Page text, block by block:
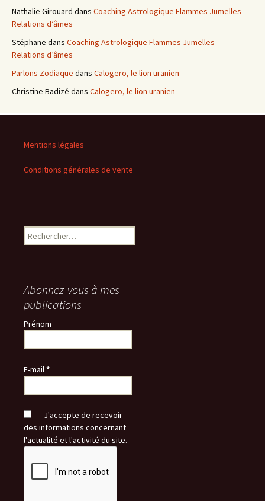
Nathalie Girouard dans Coaching Astrologique Flammes Jumelles –
Relations d’âmes
Stéphane dans Coaching Astrologique Flammes Jumelles –
Relations d’âmes
Parlons Zodiaque dans Calogero, le lion uranien
Christine Badizé dans Calogero, le lion uranien
Mentions légales
Conditions générales de vente
Rechercher :
Abonnez-vous à mes
publications
Prénom
E-mail*
J'accepte de recevoir
des informations concernant
l'actualité et l'activité du site.